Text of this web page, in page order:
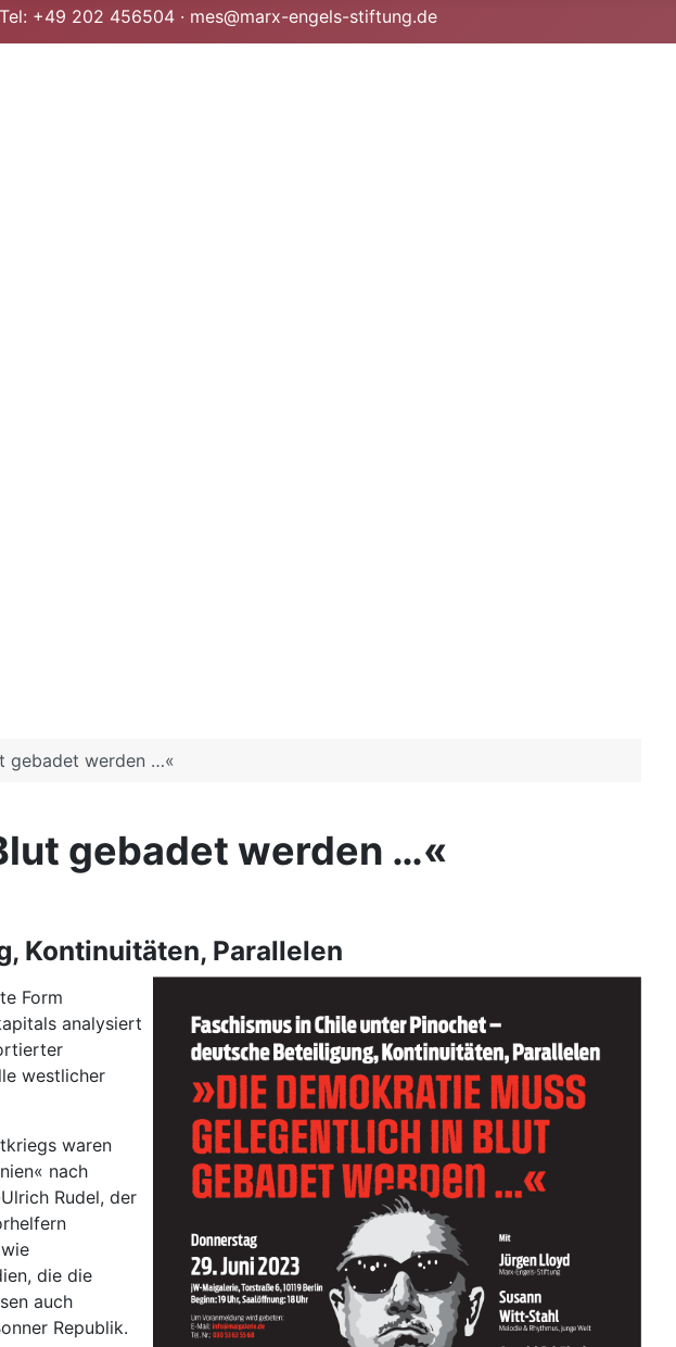
+49 202 456504 · mes@marx-engels-stiftung.de
gebadet werden …«
gebadet werden …«
Kontinuitäten, Parallelen
Form
analysiert
westlicher
waren
nach
Rudel, der
die die
auch
Republik.